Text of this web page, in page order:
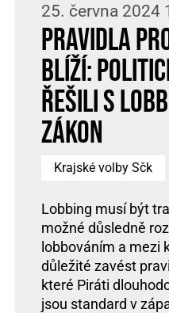
25. června 2024
Pravidla
blíží:
řešili s
zákon
Krajské volby Sčk
Lobbing musí být
možné důsledně
lobbováním a mezi
důležité zavést
které Piráti
jsou standard v